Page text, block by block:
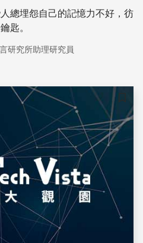
總埋怨自己的記憶力不好，彷
匙。
研究所助理研究員
儲存